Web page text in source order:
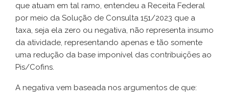
que atuam em tal ramo, entendeu a Receita Federal
por meio da Solução de Consulta 151/2023 que a
taxa, seja ela zero ou negativa, não representa insumo
da atividade, representando apenas e tão somente
uma redução da base imponível das contribuições ao
Pis/Cofins.
A negativa vem baseada nos argumentos de que: